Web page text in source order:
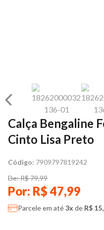
Calça Bengaline
Cinto Lisa Preto
Código: 7909797819242
De: R$ 79,99
Por: R$ 47,99
Parcele em até3x de R$